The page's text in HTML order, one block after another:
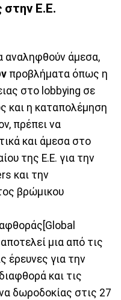
στην Ε.Ε.
αναληφθούν άμεσα,
προβλήματα όπως η
στο lobbying σε
και η καταπολέμηση
πρέπει να
και άμεσα στο
της Ε.Ε. για την
και την
βρώμικου
μια από τις
έρευνες για την
και τις
δωροδοκίας στις 27